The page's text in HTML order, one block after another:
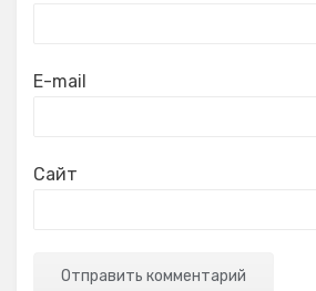
E-mail
Сайт